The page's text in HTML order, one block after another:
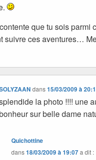
que tu sois parmi
suivre ces aventures…
dans15/03/2009 à
la photo !!!! une
sur belle dame
Quichottine
dans18/03/2009 à 19:07a dit :